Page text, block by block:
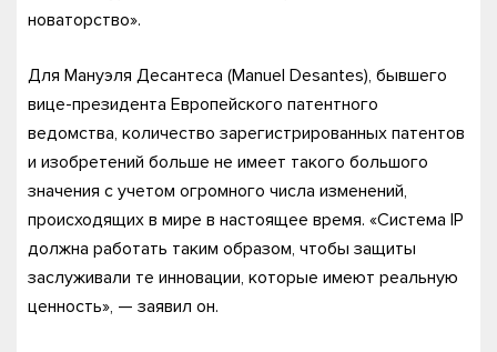
новаторство».
Для Мануэля Десантеса (Manuel Desantes), бывшего
вице-президента Европейского патентного
ведомства, количество зарегистрированных патентов
и изобретений больше не имеет такого большого
значения с учетом огромного числа изменений,
происходящих в мире в настоящее время. «Система IP
должна работать таким образом, чтобы защиты
заслуживали те инновации, которые имеют реальную
ценность», — заявил он.